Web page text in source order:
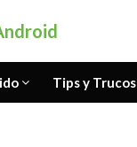
Tips y Trucos